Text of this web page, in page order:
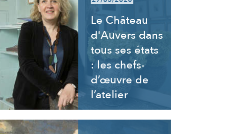
Le Château
d'Auvers dans
tous ses états
: les chefs-
d’œuvre de
l’atelier